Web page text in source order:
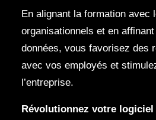
En alignant la formation avec
organisationnels et en
données, vous favorisez des
avec vos employés et
l’entreprise.
Révolutionnez votre